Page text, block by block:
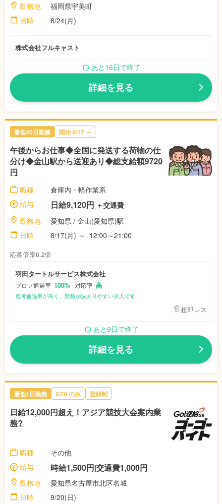
勤務地
福岡県宇美町
日時
8/24(月)
株式会社フルキャスト
あと16日で終了
詳細を見る
最低40日勤務 開始8/17 ～
午後からお仕事◆全国に発送する荷物の仕
分け◆金山駅から送迎あり◆総支給額9720
円
職種
倉庫内・軽作業系
給与
日給9,120円 ＋交通費
勤務地
愛知県 / 金山(愛知県)駅
日時
8/17(月) ～ 12:00～21:00
応募倍率0.2倍
羽田タートルサービス株式会社
プロフ通過率 100% 対応率 高
選考通過率が高く、勤務が決まりやすい求人です
超即レス
あと9日で終了
詳細を見る
最低1日勤務 9/20のみ 登録制
日給12,000円超え！アジア競技大会案内業
務?
職種
その他
給与
時給1,500円|交通費1,000円
勤務地
愛知県名古屋市北区名城
日時
9/20(日)